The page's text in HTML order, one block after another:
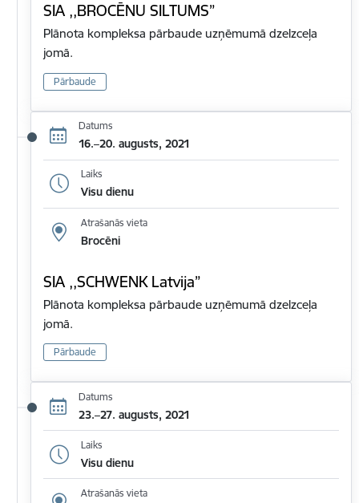
SIA ,,BROCĒNU SILTUMS”
Plānota kompleksa pārbaude uzņēmumā dzelzceļa
jomā.
Pārbaude
Datums
16.–20. augusts, 2021
Laiks
Visu dienu
Atrašanās vieta
Brocēni
SIA ,,SCHWENK Latvija”
Plānota kompleksa pārbaude uzņēmumā dzelzceļa
jomā.
Pārbaude
Datums
23.–27. augusts, 2021
Laiks
Visu dienu
Atrašanās vieta